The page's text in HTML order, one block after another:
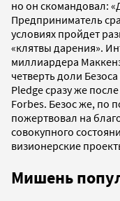
но он скомандовал:
Предприниматель
условиях пройдет
«клятвы дарения».
миллиардера
четверть доли
Pledge сразу же
Forbes. Безос же, по
пожертвовал на
совокупного
визионерские
Мишень